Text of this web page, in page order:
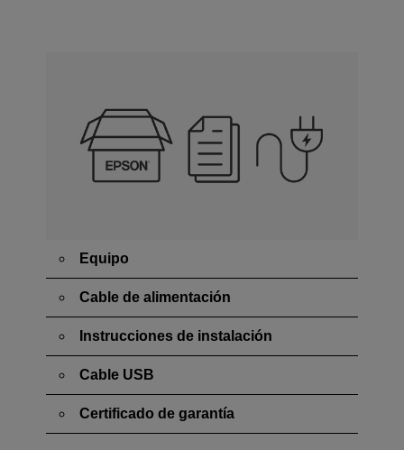
Equipo
Cable de alimentación
Instrucciones de instalación
Cable USB
Certificado de garantía